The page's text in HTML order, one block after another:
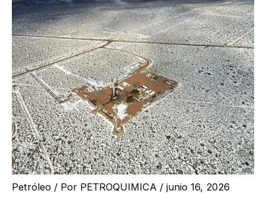
Petróleo / Por PETROQUIMICA / junio 16, 2026